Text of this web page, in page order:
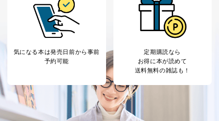
SNS公式アカウン
トに登録された方
の個人情報
お問い合わせ対応、トラブル対
処、オペレーター教育など応対品
その他当社のプライバシーポリシ
ため
※上記の利用目的のうちNo.1～5については保有個人デ
ータ（開示対象個人情報）の利用目的であり、下記4.の
開示等のご請求に対応させていただきます。
なお、6、7については、パートナー（提携企業）様又は
各SNS運営会社様にご請求いただきますようお願い致し
ます。
気になる本は発売日前から事前
予約可能
定期購読なら
お得に本が読めて
送料無料の雑誌も！